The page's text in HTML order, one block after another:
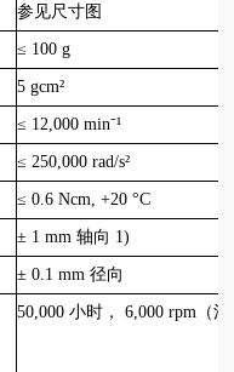
参见尺寸图
≤ 100 g
5 gcm²
≤ 12,000 min⁻¹
≤ 250,000 rad/s²
≤ 0.6 Ncm, +20 °C
± 1 mm 轴向 1)
± 0.1 mm 径向
50,000 小时， 6,000 rpm（